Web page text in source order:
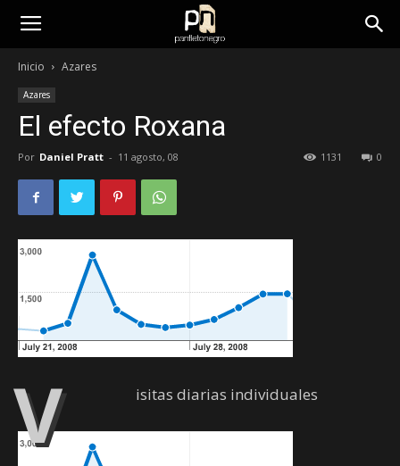
panfletonegro
Inicio Azares
Azares
El efecto Roxana
Por Daniel Pratt - 11 agosto, 08 0
1131
V isitas diarias individuales